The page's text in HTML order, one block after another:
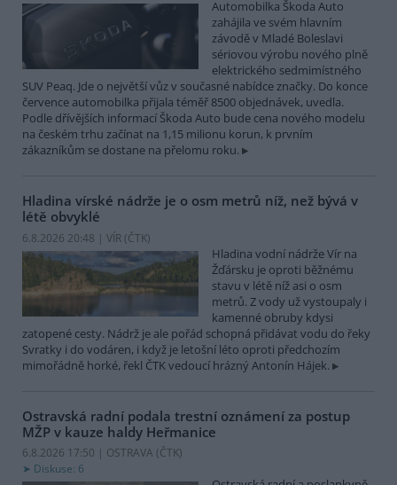
Automobilka Škoda Auto
zahájila ve svém hlavním
závodě v Mladé Boleslavi
sériovou výrobu nového plně
elektrického sedmimístného
SUV Peaq. Jde o největší vůz v současné nabídce značky. Do konce
července automobilka přijala téměř 8500 objednávek, uvedla.
Podle dřívějších informací Škoda Auto bude cena nového modelu
na českém trhu začínat na 1,15 milionu korun, k prvním
zákazníkům se dostane na přelomu roku.
Hladina vírské nádrže je o osm metrů níž, než bývá v
létě obvyklé
6.8.2026 20:48 | VÍR (ČTK)
Hladina vodní nádrže Vír na
Žďársku je oproti běžnému
stavu v létě níž asi o osm
metrů. Z vody už vystoupaly i
kamenné obruby kdysi
zatopené cesty. Nádrž je ale pořád schopná přidávat vodu do řeky
Svratky i do vodáren, i když je letošní léto oproti předchozím
mimořádně horké, řekl ČTK vedoucí hrázný Antonín Hájek.
Ostravská radní podala trestní oznámení za postup
MŽP v kauze haldy Heřmanice
6.8.2026 17:50 | OSTRAVA (ČTK)
Diskuse: 6